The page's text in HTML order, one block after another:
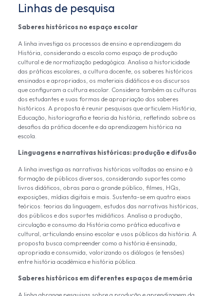
Linhas de pesquisa
Saberes históricos no espaço escolar
A linha investiga os processos de ensino e aprendizagem da
História, considerando a escola como espaço de produção
cultural e de normatização pedagógica. Analisa a historicidade
das práticas escolares, a cultura docente, os saberes históricos
ensinados e apropriados, os materiais didáticos e os discursos
que configuram a cultura escolar. Considera também as culturas
dos estudantes e suas formas de apropriação dos saberes
históricos. A proposta é reunir pesquisas que articulem História,
Educação, historiografia e teoria da história, refletindo sobre os
desafios da prática docente e da aprendizagem histórica na
escola.
Linguagens e narrativas históricas: produção e difusão
A linha investiga as narrativas históricas voltadas ao ensino e à
formação de públicos diversos, considerando suportes como
livros didáticos, obras para o grande público, filmes, HQs,
exposições, mídias digitais e mais. Sustenta-se em quatro eixos
teóricos: teorias da linguagem, estudos das narrativas históricas,
dos públicos e dos suportes midiáticos. Analisa a produção,
circulação e consumo da História como prática educativa e
cultural, articulando ensino escolar e usos públicos da história. A
proposta busca compreender como a história é ensinada,
apropriada e consumida, valorizando os diálogos (e tensões)
entre história acadêmica e história pública.
Saberes históricos em diferentes espaços de memória